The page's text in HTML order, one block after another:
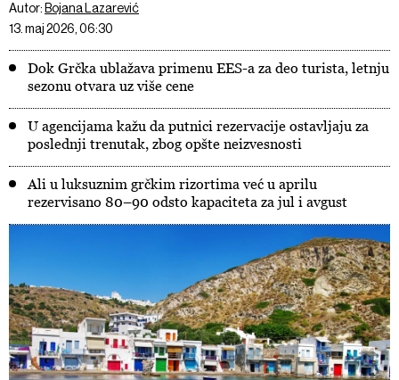
Autor: Bojana Lazarević
13. maj 2026, 06:30
Dok Grčka ublažava primenu EES-a za deo turista, letnju
sezonu otvara uz više cene
U agencijama kažu da putnici rezervacije ostavljaju za
poslednji trenutak, zbog opšte neizvesnosti
Ali u luksuznim grčkim rizortima već u aprilu
rezervisano 80–90 odsto kapaciteta za jul i avgust